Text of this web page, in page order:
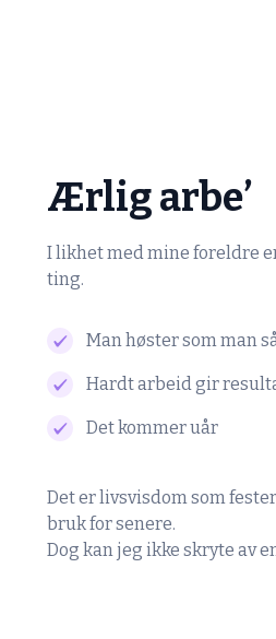
Ærlig arbe’
I likhet med mine foreldre
ting.
Man høster som man
Hardt arbeid gir
Det kommer uår
Det er livsvisdom som
bruk for senere.
Dog kan jeg ikke skryte av